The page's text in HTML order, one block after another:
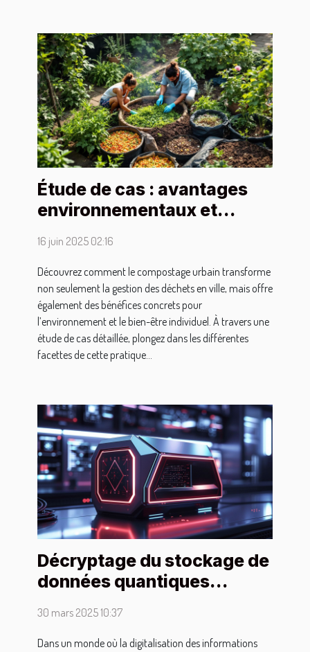
Étude de cas : avantages
environnementaux et
urbain
16 juin 2025 02:16
Découvrez comment le compostage urbain transforme
non seulement la gestion des déchets en ville, mais offre
également des bénéfices concrets pour
l’environnement et le bien-être individuel. À travers une
étude de cas détaillée, plongez dans les différentes
facettes de cette pratique...
Décryptage du stockage de
données quantiques
numérique
30 mars 2025 10:37
Dans un monde où la digitalisation des informations